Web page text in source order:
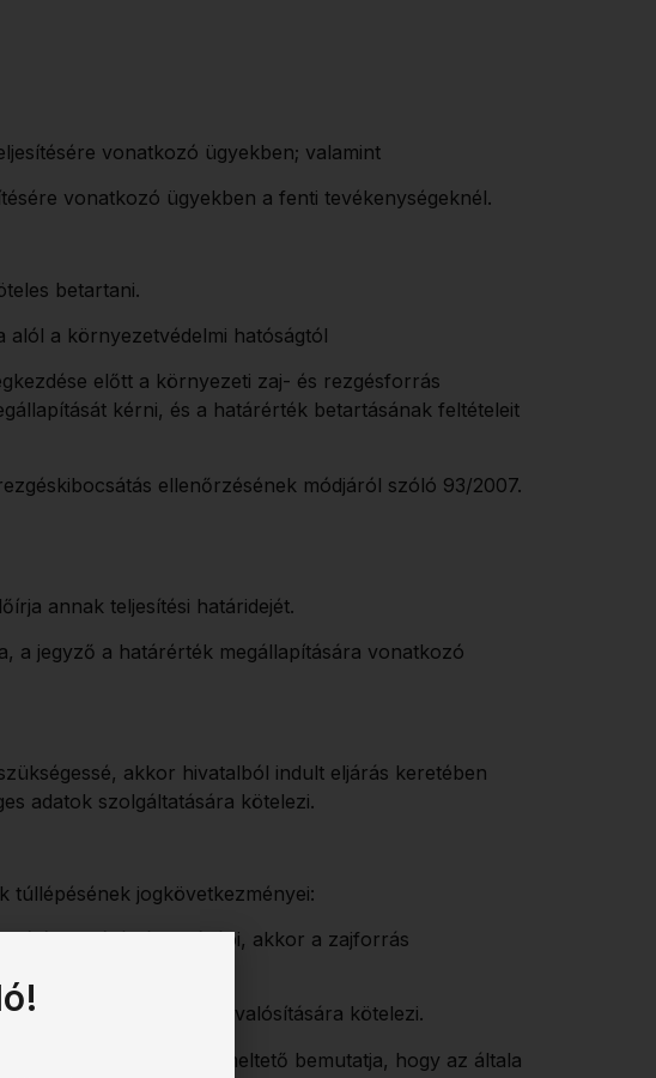
vonatkozó ügyekben; valamint
vonatkozó ügyekben a fenti tevékenységeknél.
betartani.
a környezetvédelmi hatóságtól
előtt a környezeti zaj- és rezgésforrás
kérni, és a határérték betartásának feltételeit
ellenőrzésének módjáról szóló 93/2007.
annak teljesítési határidejét.
a jegyző a határérték megállapítására vonatkozó
akkor hivatalból indult eljárás keretében
adatok szolgáltatására kötelezi.
túllépésének jogkövetkezményei:
határértéket túllépi, akkor a zajforrás
intézkedések megvalósítására kötelezi.
hagyja jóvá, ha az üzemeltető bemutatja, hogy az általa